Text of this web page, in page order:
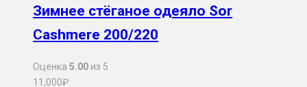
Зимнее стёганое одеяло Sor
Cashmere 200/220
Оценка 5.00 из 5
11,000₽